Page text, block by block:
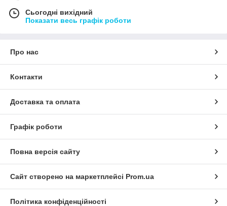
Сьогодні вихідний
Показати весь графік роботи
Про нас
Контакти
Доставка та оплата
Графік роботи
Повна версія сайту
Сайт створено на маркетплейсі Prom.ua
Політика конфіденційності